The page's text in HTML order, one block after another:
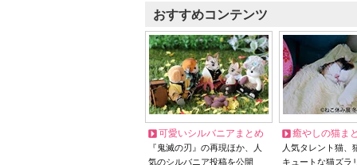
おすすめコンテンツ
可愛いシルバニアまとめ
『鬼滅の刃』の再現ほか、人
気のシルバニア投稿を公開
癒やしの猫ま
人気タレント猫
キュートな猫ズラ